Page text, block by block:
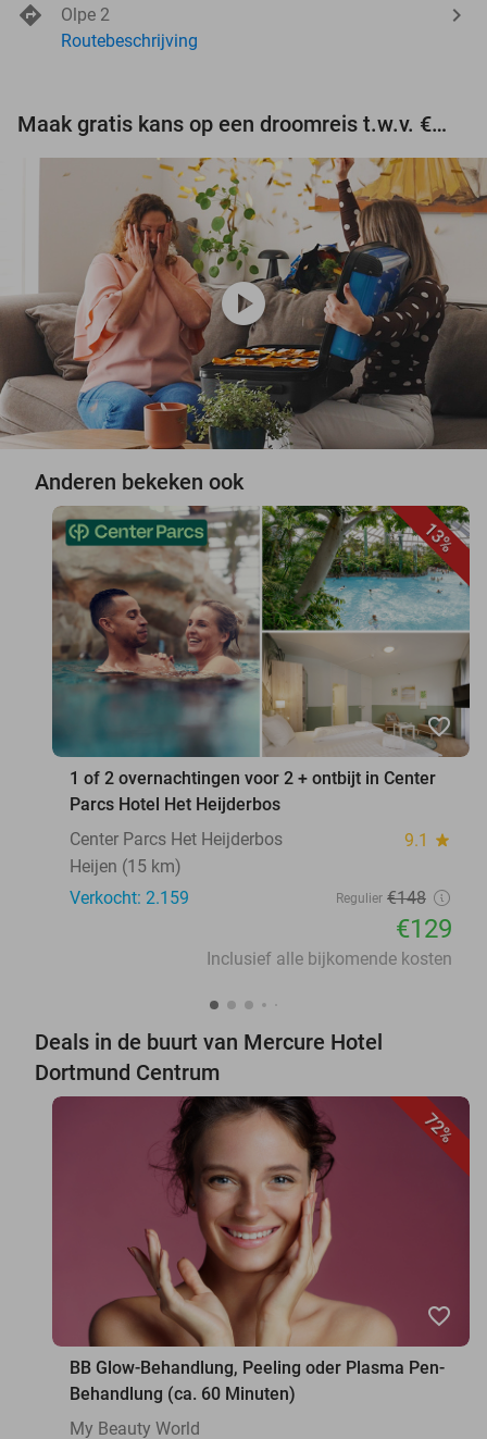
Olpe 2
Routebeschrijving
Maak gratis kans op een droomreis t.w.v. €3.000!
play_circle
Anderen bekeken ook
13%
favorite_border
1 of 2 overnachtingen voor 2 + ontbijt in Center
Parcs Hotel Het Heijderbos
Center Parcs Het Heijderbos
9.1 star
Heijen (15 km)
Verkocht: 2.159
Regulier €148
€129
Inclusief alle bijkomende kosten
Deals in de buurt van Mercure Hotel
Dortmund Centrum
72%
favorite_border
BB Glow-Behandlung, Peeling oder Plasma Pen-
Behandlung (ca. 60 Minuten)
My Beauty World